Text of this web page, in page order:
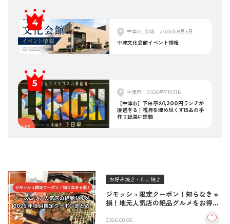
中津市, 全域
2026年8月3日
中津文化会館イベント情報
中津市
2026年7月31日
【中津市】下田亭の1,200円ランチが
凄過ぎる！視界を埋め尽くす15品の手
作り総菜に感動
お好み焼き・たこ焼き
ジモッシュ限定クーポン！知らなきゃ
損！地元人気店の絶品グルメをお得に
2026.08.06